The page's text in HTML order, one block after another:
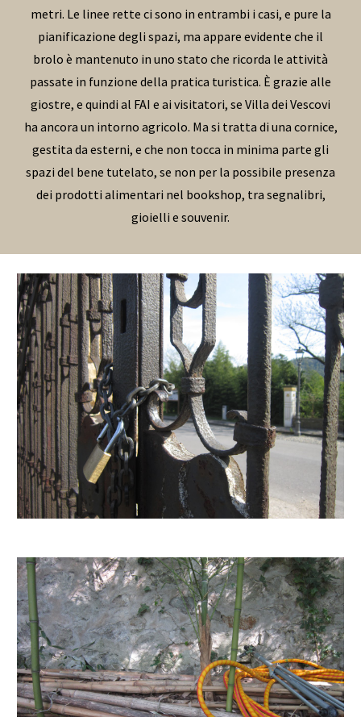
metri. Le linee rette ci sono in entrambi i casi, e pure la
pianificazione degli spazi, ma appare evidente che il
brolo è mantenuto in uno stato che ricorda le attività
passate in funzione della pratica turistica. È grazie alle
giostre, e quindi al FAI e ai visitatori, se Villa dei Vescovi
ha ancora un intorno agricolo. Ma si tratta di una cornice,
gestita da esterni, e che non tocca in minima parte gli
spazi del bene tutelato, se non per la possibile presenza
dei prodotti alimentari nel bookshop, tra segnalibri,
gioielli e souvenir.